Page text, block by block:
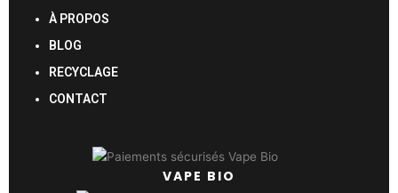
À PROPOS
BLOG
RECYCLAGE
CONTACT
VAPE BIO